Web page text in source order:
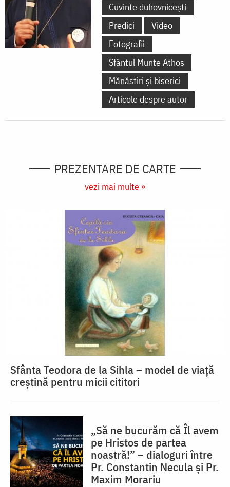
Cuvinte duhovnicești
Predici
Video
Fotografii
Sfântul Munte Athos
Mănăstiri și biserici
Articole despre autor
PREZENTARE DE CARTE
vezi mai multe »
Sfânta Teodora de la Sihla – model de viaţă
creştină pentru micii cititori
„Să ne bucurăm că Îl avem
pe Hristos de partea
noastră!” – dialoguri între
Pr. Constantin Necula și Pr.
Maxim Morariu